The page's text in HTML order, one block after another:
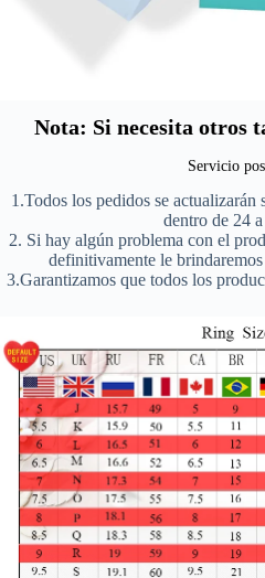
Nota: Si necesita otros
Servicio
1.Todos los pedidos se
dentro de 24
2. Si hay algún problema con el
definitivamente le
3.Garantizamos que todos los